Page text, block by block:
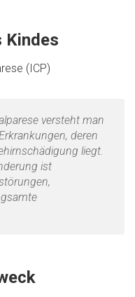
Kindes
(ICP)
versteht man
deren
liegt.
ist